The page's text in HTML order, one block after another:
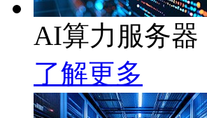
AI算力服务器
了解更多